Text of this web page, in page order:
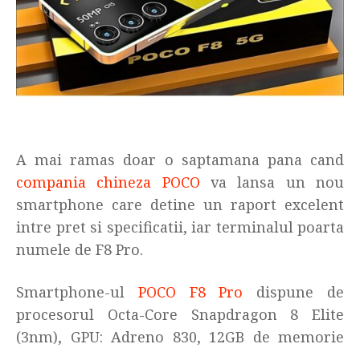
A mai ramas doar o saptamana pana cand
compania chineza POCO va lansa un nou
smartphone care detine un raport excelent
intre pret si specificatii, iar terminalul poarta
numele de F8 Pro.
Smartphone-ul POCO F8 Pro dispune de
procesorul Octa-Core Snapdragon 8 Elite
(3nm), GPU: Adreno 830, 12GB de memorie